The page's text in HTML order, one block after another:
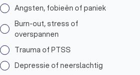
Angsten, fobieën of paniek
Burn-out, stress of
overspannen
Trauma of PTSS
Depressie of neerslachtig